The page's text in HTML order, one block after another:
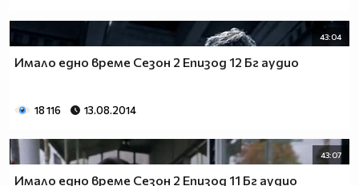
43:04
Имало едно време Сезон 2 Епизод 12 Бг аудио
18 116 13.08.2014
43:07
Имало едно време Сезон 2 Епизод 11 Бг аудио